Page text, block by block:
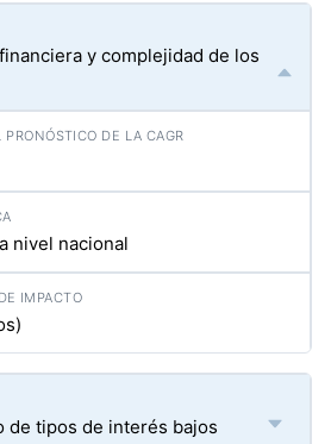
y complejidad de los
nivel nacional
de tipos de interés bajos